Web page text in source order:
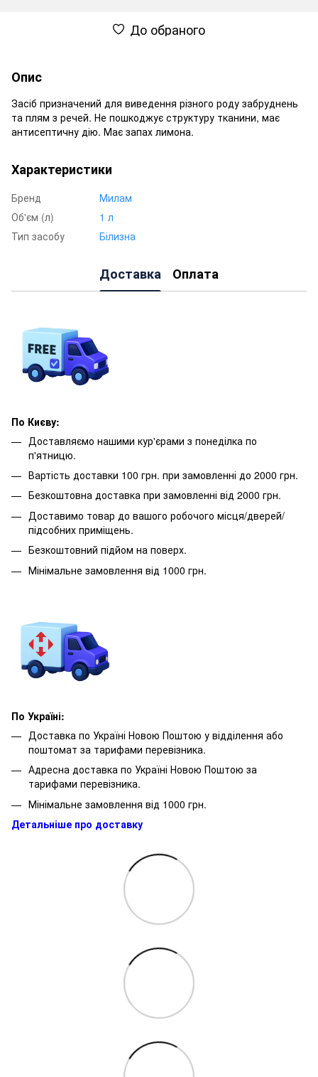
До обраного
Опис
Засіб призначений для виведення різного роду забруднень
та плям з речей. Не пошкоджує структуру тканини, має
антисептичну дію. Має запах лимона.
Характеристики
Бренд
Милам
Об'єм (л)
1 л
Тип засобу
Білизна
Доставка Оплата
По Києву:
Доставляємо нашими кур'єрами з понеділка по
п'ятницю.
Вартість доставки 100 грн. при замовленні до 2000 грн.
Безкоштовна доставка при замовленні від 2000 грн.
Доставимо товар до вашого робочого місця/дверей/
підсобних приміщень.
Безкоштовний підйом на поверх.
Мінімальне замовлення від 1000 грн.
По Україні:
Доставка по Україні Новою Поштою у відділення або
поштомат за тарифами перевізника.
Адресна доставка по Україні Новою Поштою за
тарифами перевізника.
Мінімальне замовлення від 1000 грн.
Детальніше про доставку